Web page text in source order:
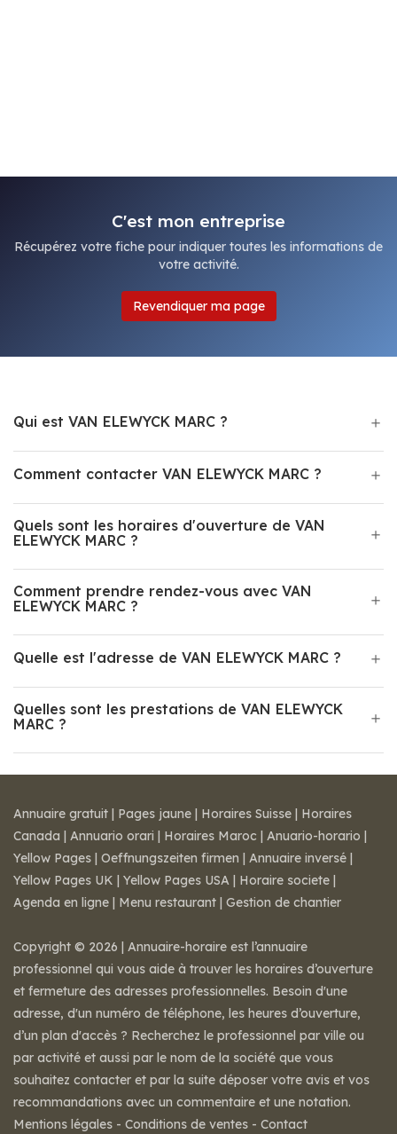
C'est mon entreprise
Récupérez votre fiche pour indiquer toutes les informations de
votre activité.
Revendiquer ma page
Qui est VAN ELEWYCK MARC ?
Comment contacter VAN ELEWYCK MARC ?
Quels sont les horaires d'ouverture de VAN
ELEWYCK MARC ?
Comment prendre rendez-vous avec VAN
ELEWYCK MARC ?
Quelle est l'adresse de VAN ELEWYCK MARC ?
Quelles sont les prestations de VAN ELEWYCK
MARC ?
Annuaire gratuit | Pages jaune | Horaires Suisse | Horaires
Canada | Annuario orari | Horaires Maroc | Anuario-horario |
Yellow Pages | Oeffnungszeiten firmen | Annuaire inversé |
Yellow Pages UK | Yellow Pages USA | Horaire societe |
Agenda en ligne | Menu restaurant | Gestion de chantier
Copyright © 2026 | Annuaire-horaire est l’annuaire
professionnel qui vous aide à trouver les horaires d’ouverture
et fermeture des adresses professionnelles. Besoin d'une
adresse, d'un numéro de téléphone, les heures d’ouverture,
d’un plan d'accès ? Recherchez le professionnel par ville ou
par activité et aussi par le nom de la société que vous
souhaitez contacter et par la suite déposer votre avis et vos
recommandations avec un commentaire et une notation.
Mentions légales - Conditions de ventes - Contact